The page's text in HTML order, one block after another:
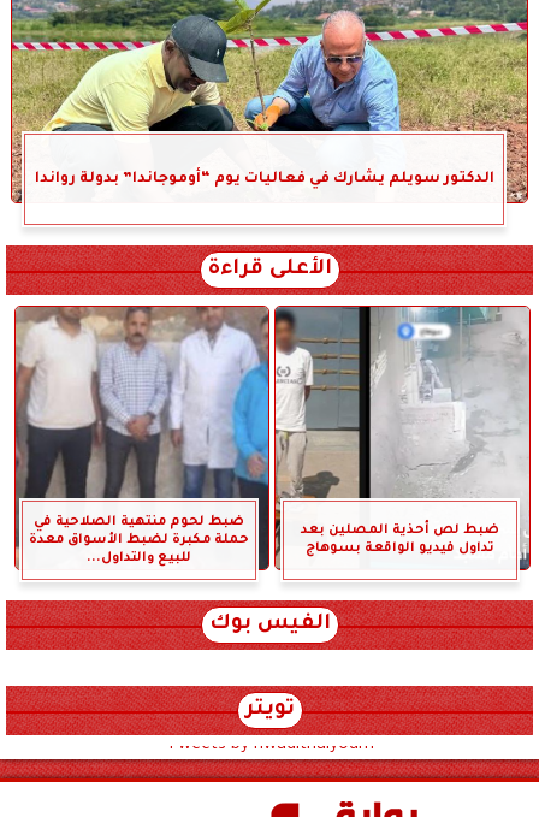
الدكتور سويلم يشارك في فعاليات يوم “أوموجاندا” بدولة رواندا
الأعلى قراءة
ضبط لص أحذية المصلين بعد
تداول فيديو الواقعة بسوهاج
ضبط لحوم منتهية الصلاحية في
حملة مكبرة لضبط الأسواق معدة
للبيع والتداول...
الفيس بوك
تويتر
Tweets by hwadithalyoum